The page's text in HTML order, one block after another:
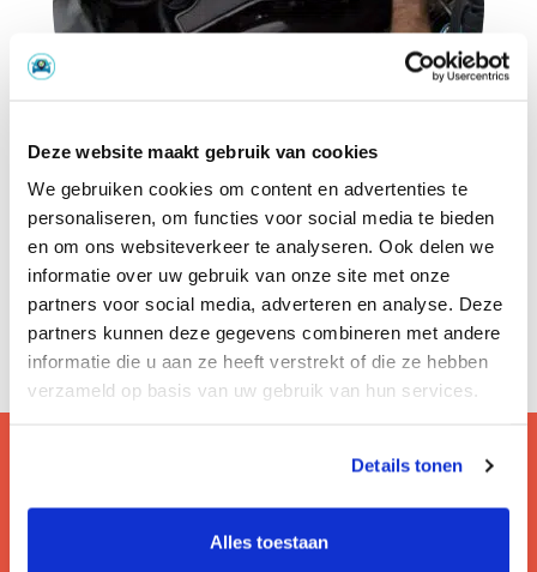
Deze website maakt gebruik van cookies
We gebruiken cookies om content en advertenties te
personaliseren, om functies voor social media te bieden
en om ons websiteverkeer te analyseren. Ook delen we
informatie over uw gebruik van onze site met onze
partners voor social media, adverteren en analyse. Deze
partners kunnen deze gegevens combineren met andere
informatie die u aan ze heeft verstrekt of die ze hebben
verzameld op basis van uw gebruik van hun services.
Details tonen
Alles toestaan
Hier lees je de veelgestelde vragen van onze